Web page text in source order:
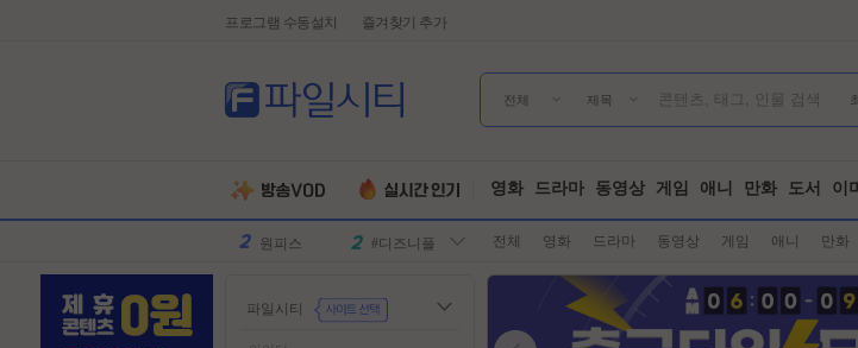
프로그램 수동설치 즐겨찾기 추가
전체 제목
영화 드라마 동영상 게임 애니 만화 도서 이
러스
스파이더맨 #유쾌한
로
만달로리안 #외계인
전체 영화 드라마 동영상 게임 애니 만화
파일시티